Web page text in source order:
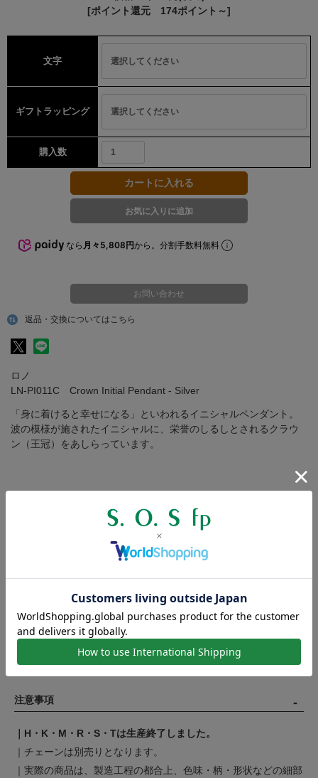
[ポイント還元 174ポイント～]
文字
ギフトラッピング
購入数
なら 月々5,808円から。分割手数料無料
返品・交換についてはこちら
お問い合わせ
ロノ
LN-PI011C Crown Initial Pendant - Silver
「身に着けると幸せになる」といわれるイニシャルペンダント。
波の模様が施されたイニシャルに、栄誉のしるしとされるクラウ
ン（王冠）をあしらっています。
【寸法】※文字によりサイズは異なります。
【対象】メンズ / ユニセックス
製作工程の都合上、商品のサイズには若干の個体差が生じます。
表記の寸法に満たない、または寸法を超えるものがございますの
で、数値は目安とお考えください。
注意事項
｜H・K・M・R・S・Tは生産終了しました。
｜チェーンは別売りとなります。
｜実際の商品は、製造工程の都合上、色味・柄・形状などの細部